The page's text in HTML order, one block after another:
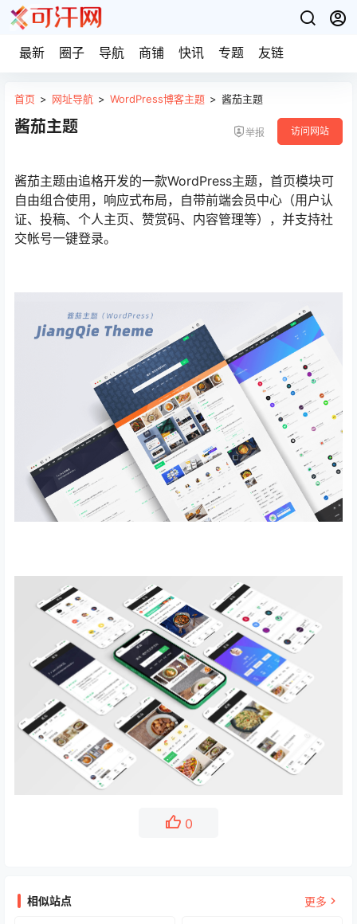
最新 圈子 导航 商铺 快讯 专题 友链
首页 > 网址导航 > WordPress博客主题 > 酱茄主题
酱茄主题 举报 访问网站
酱茄主题由追格开发的一款WordPress主题，首页模块可
自由组合使用，响应式布局，自带前端会员中心（用户认
证、投稿、个人主页、赞赏码、内容管理等），并支持社
交帐号一键登录。
0
相似站点 更多